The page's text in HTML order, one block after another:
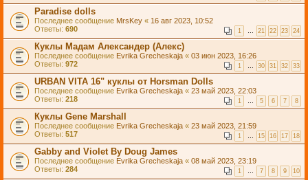
Paradise dolls
Последнее сообщение MrsKey « 16 авг 2023, 10:52
Ответы: 690 1 … 21 22 23 24
Куклы Мадам Александер (Алекс)
Последнее сообщение Evrika Grecheskaja « 03 июн 2023, 16:26
Ответы: 972 1 … 30 31 32 33
URBAN VITA 16" куклы от Horsman Dolls
Последнее сообщение Evrika Grecheskaja « 23 май 2023, 22:03
Ответы: 218 1 … 5 6 7 8
Куклы Gene Marshall
Последнее сообщение Evrika Grecheskaja « 23 май 2023, 21:59
Ответы: 517 1 … 15 16 17 18
Gabby and Violet By Doug James
Последнее сообщение Evrika Grecheskaja « 08 май 2023, 23:19
Ответы: 284 1 … 7 8 9 10